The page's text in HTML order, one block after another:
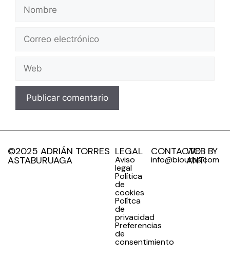
©2025 ADRIÁN TORRES
ASTABURUAGA
LEGAL
Aviso
legal
Política
de
cookies
Polítca
de
privacidad
Preferencias
de
consentimiento
CONTACTO
info@biourbs.com
WEB BY
ANTI